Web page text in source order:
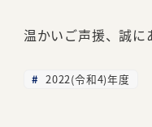
温かいご声援、誠に
2022(令和4)年度